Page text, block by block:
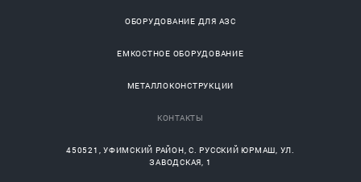
ОБОРУДОВАНИЕ ДЛЯ АЗС
ЕМКОСТНОЕ ОБОРУДОВАНИЕ
МЕТАЛЛОКОНСТРУКЦИИ
КОНТАКТЫ
450521 ,УФИМСКИЙ РАЙОН, С.РУССКИЙ ЮРМАШ, УЛ.
ЗАВОДСКАЯ, 1